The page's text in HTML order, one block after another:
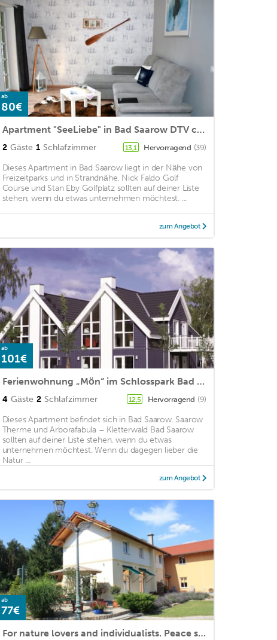
ab
80€
Apartment "SeeLiebe" in Bad Saarow DTV classified
2 Gäste 1 Schlafzimmer 13,1 Hervorragend (39)
Dieses Apartment in Bad Saarow liegt in der Nähe von
Freizeitparks und in Strandnähe. Nick Faldo Golf
Course und Stan Eby Golfplatz sollten auf deiner Liste
stehen, wenn du etwas unternehmen möchtest. ...
zum Angebot
ab
101€
Ferienwohnung „Mön“ im Schlosspark Bad Saarow mit einer Wohnfläche von 68 m² für 4 Personen. Ferienwohnung im Erdgeschoss mit Terrasse oder im Obergeschoss mit Balkon.
4 Gäste 2 Schlafzimmer 12,5 Hervorragend (9)
Dieses Apartment befindet sich in Bad Saarow. Saarow
Therme und Arborafabula – Kletterwald Bad Saarow
sollten auf deiner Liste stehen, wenn du etwas
unternehmen möchtest. Wenn du dagegen lieber die
Natur ...
zum Angebot
ab
77€
For nature lovers and individualists. Peace seekers a uniquely beautiful hideaway